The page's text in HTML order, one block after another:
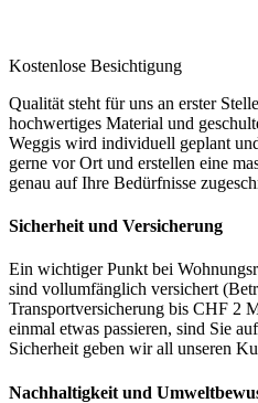
Kostenlose Besichtigung
Qualität steht für uns an erster
hochwertiges Material und
Weggis wird individuell geplant
gerne vor Ort und erstellen eine
genau auf Ihre Bedürfnisse
Sicherheit und Versicherung
Ein wichtiger Punkt bei
sind vollumfänglich versichert
Transportversicherung bis CHF 2
einmal etwas passieren, sind Sie
Sicherheit geben wir all unseren
Nachhaltigkeit und